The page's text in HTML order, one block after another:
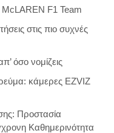
F1 Team
στις πιο συχνές
όσο νομίζεις
κάμερες EZVIZ
Προστασία
Καθημερινότητα